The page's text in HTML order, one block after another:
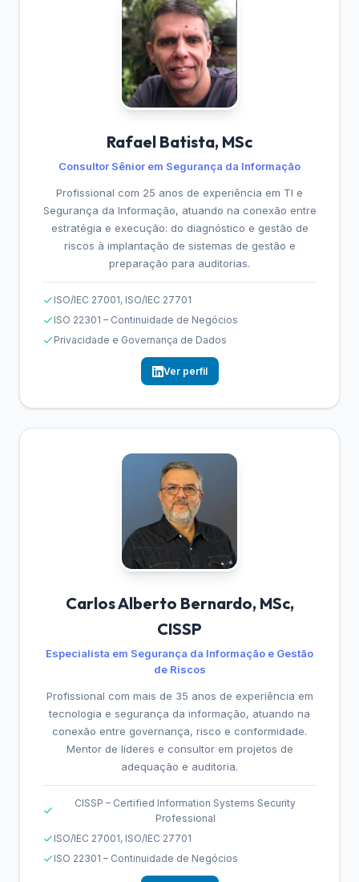
Rafael Batista, MSc
Consultor Sênior em Segurança da Informação
Profissional com 25 anos de experiência em TI e
Segurança da Informação, atuando na conexão entre
estratégia e execução: do diagnóstico e gestão de
riscos à implantação de sistemas de gestão e
preparação para auditorias.
ISO/IEC 27001, ISO/IEC 27701
ISO 22301 – Continuidade de Negócios
Privacidade e Governança de Dados
Ver perfil
Carlos Alberto Bernardo, MSc,
CISSP
Especialista em Segurança da Informação e Gestão
de Riscos
Profissional com mais de 35 anos de experiência em
tecnologia e segurança da informação, atuando na
conexão entre governança, risco e conformidade.
Mentor de líderes e consultor em projetos de
adequação e auditoria.
CISSP – Certified Information Systems Security
Professional
ISO/IEC 27001, ISO/IEC 27701
ISO 22301 – Continuidade de Negócios